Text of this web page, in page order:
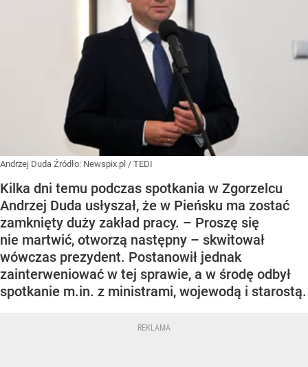
Andrzej Duda Źródło: Newspix.pl / TEDI
Kilka dni temu podczas spotkania w Zgorzelcu
Andrzej Duda usłyszał, że w Pieńsku ma zostać
zamknięty duży zakład pracy. – Proszę się
nie martwić, otworzą następny – skwitował
wówczas prezydent. Postanowił jednak
zainterweniować w tej sprawie, a w środę odbył
spotkanie m.in. z ministrami, wojewodą i starostą.